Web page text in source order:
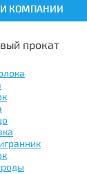
КОМПАНИИ
прокат